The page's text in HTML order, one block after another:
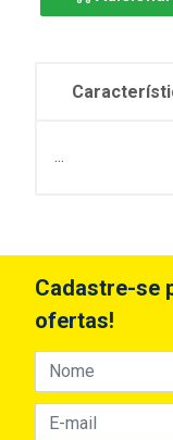
...
Cadastre-se
ofertas!